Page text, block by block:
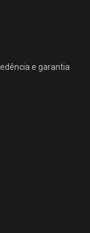
e garantia